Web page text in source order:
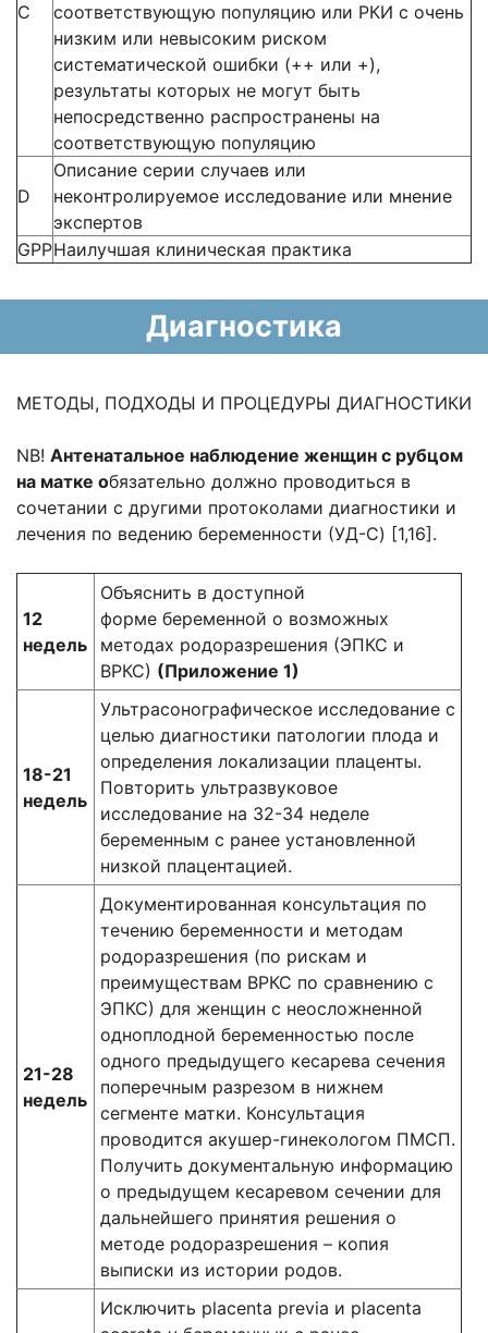
С
соответствующую популяцию или РКИ с очень
низким или невысоким риском
систематической ошибки (++ или +),
результаты которых не могут быть
непосредственно распространены на
соответствующую популяцию
D
Описание серии случаев или
неконтролируемое исследование или мнение
экспертов
GPPНаилучшая клиническая практика
Диагностика
МЕТОДЫ, ПОДХОДЫ И ПРОЦЕДУРЫ ДИАГНОСТИКИ
NB! Антенатальное наблюдение женщин с рубцом
на матке обязательно должно проводиться в
сочетании с другими протоколами диагностики и
лечения по ведению беременности (УД-C) [1,16].
12
недель
Объяснить в доступной
форме беременной о возможных
методах родоразрешения (ЭПКС и
ВРКС) (Приложение 1)
18-21
недель
Ультрасонографическое исследование с
целью диагностики патологии плода и
определения локализации плаценты.
Повторить ультразвуковое
исследование на 32-34 неделе
беременным с ранее установленной ​​
низкой плацентацией.
21-28
недель
Документированная консультация по
течению беременности и методам
родоразрешения (по рискам и
преимуществам ВРКС по сравнению с
ЭПКС) для женщин с неосложненной
одноплодной беременностью после
одного предыдущего кесарева сечения
поперечным разрезом в нижнем
сегменте матки. Консультация
проводится акушер-гинекологом ПМСП.
Получить документальную информацию
о предыдущем кесаревом сечении для
дальнейшего принятия решения о
методе родоразрешения – копия
выписки из истории родов.
Исключить placenta previa и placenta